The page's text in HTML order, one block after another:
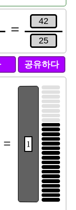
=
공유하다
= 1